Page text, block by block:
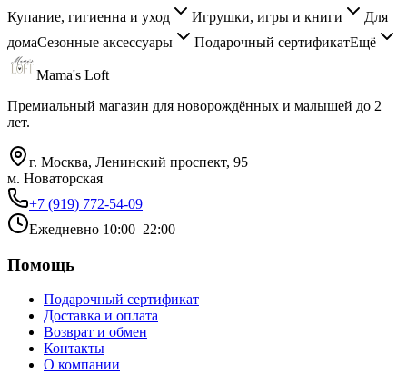
Купание, гигиенна и уход
Игрушки, игры и книги
Для
домаСезонные аксессуары Подарочный сертификатЕщё
Mama's Loft
Премиальный магазин для новорождённых и малышей до 2
лет.
г. Москва, Ленинский проспект, 95
м. Новаторская
+7 (919) 772-54-09
Ежедневно 10:00–22:00
Помощь
Подарочный сертификат
Доставка и оплата
Возврат и обмен
Контакты
О компании